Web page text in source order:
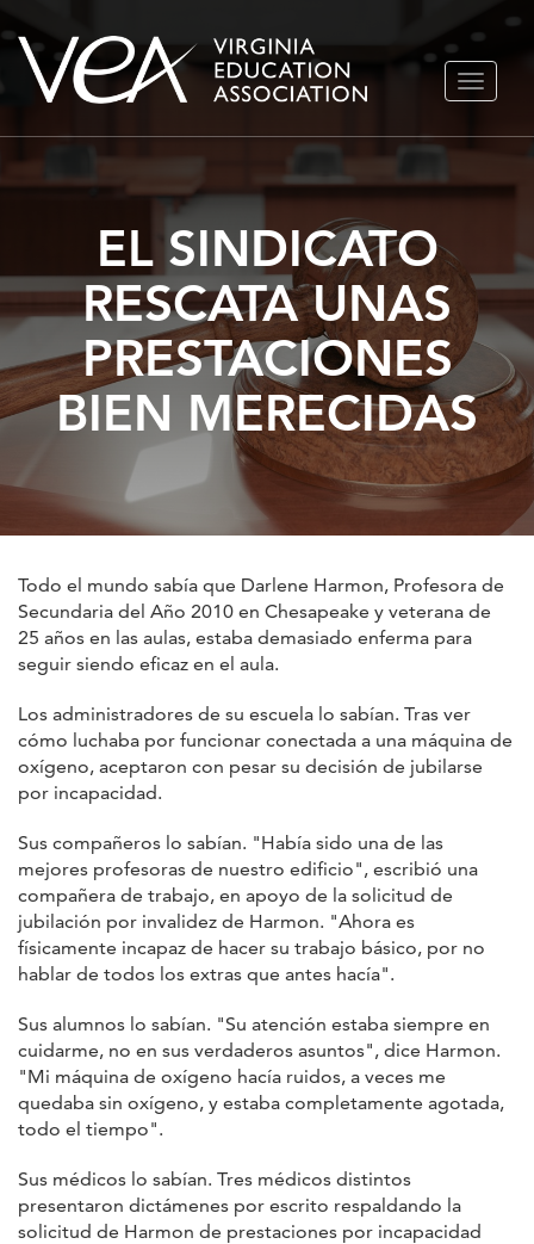
Ir
EL SINDICATO
RESCATA UNAS
PRESTACIONES
BIEN MERECIDAS
Todo el mundo sabía que Darlene Harmon, Profesora de
Secundaria del Año 2010 en Chesapeake y veterana de
25 años en las aulas, estaba demasiado enferma para
seguir siendo eficaz en el aula.
Los administradores de su escuela lo sabían. Tras ver
cómo luchaba por funcionar conectada a una máquina de
oxígeno, aceptaron con pesar su decisión de jubilarse
por incapacidad.
Sus compañeros lo sabían. "Había sido una de las
mejores profesoras de nuestro edificio", escribió una
compañera de trabajo, en apoyo de la solicitud de
jubilación por invalidez de Harmon. "Ahora es
físicamente incapaz de hacer su trabajo básico, por no
hablar de todos los extras que antes hacía".
Sus alumnos lo sabían. "Su atención estaba siempre en
cuidarme, no en sus verdaderos asuntos", dice Harmon.
"Mi máquina de oxígeno hacía ruidos, a veces me
quedaba sin oxígeno, y estaba completamente agotada,
todo el tiempo".
Sus médicos lo sabían. Tres médicos distintos
presentaron dictámenes por escrito respaldando la
solicitud de Harmon de prestaciones por incapacidad